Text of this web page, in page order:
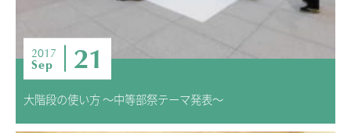
2017
Sep 21
大階段の使い方 ～中等部祭テーマ発表～